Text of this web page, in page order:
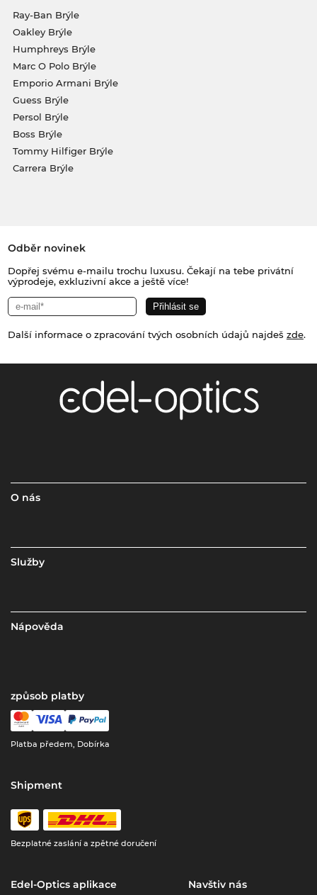
Ray-Ban Brýle
Oakley Brýle
Humphreys Brýle
Marc O Polo Brýle
Emporio Armani Brýle
Guess Brýle
Persol Brýle
Boss Brýle
Tommy Hilfiger Brýle
Carrera Brýle
Odběr novinek
Dopřej svému e-mailu trochu luxusu. Čekají na tebe privátní
výprodeje, exkluzivní akce a ještě více!
Další informace o zpracování tvých osobních údajů najdeš zde.
O nás
Služby
Nápověda
způsob platby
Platba předem, Dobírka
Shipment
Bezplatné zaslání a zpětné doručení
Edel-Optics aplikace Navštiv nás